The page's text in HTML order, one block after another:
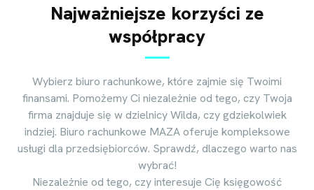
Najważniejsze korzyści ze
współpracy
Wybierz biuro rachunkowe, które zajmie się Twoimi
finansami. Pomożemy Ci niezależnie od tego, czy Twoja
firma znajduje się w dzielnicy Wilda, czy gdziekolwiek
indziej. Biuro rachunkowe MAZA oferuje kompleksowe
usługi dla przedsiębiorców. Sprawdź, dlaczego warto nas
wybrać!
Niezależnie od tego, czy interesuje Cię księgowość